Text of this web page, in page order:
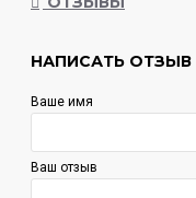
НАПИСАТЬ ОТЗЫВ
Ваше имя
Ваш отзыв